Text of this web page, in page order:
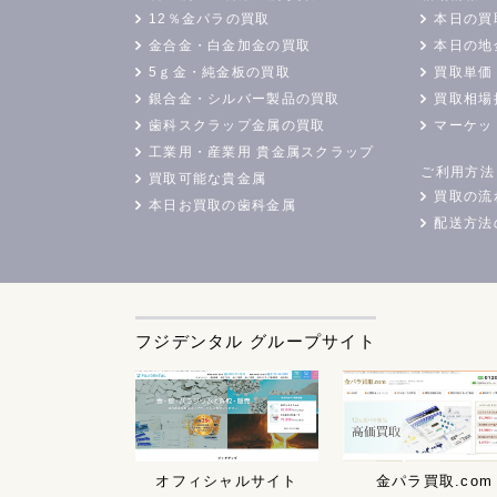
12％金パラの買取
金合金・白金加金の買取
5ｇ金・純金板の買取
銀合金・シルバー製品の買取
歯科スクラップ金属の買取
工業用・産業用 貴金属スクラップ
買取可能な貴金属
本日お買取の歯科金属
本日の買
本日の地
買取単価
買取相場
マーケッ
ご利用方法
買取の流
配送方法
フジデンタル グループサイト
オフィシャルサイト 金パラ買取.com